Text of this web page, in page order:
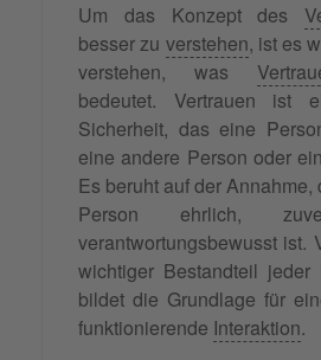
Um das Konzept des
besser zu verstehen, ist es
verstehen, was
bedeutet. Vertrauen ist
Sicherheit, das eine
eine andere Person oder
Es beruht auf der Annahme,
Person ehrlich,
verantwortungsbewusst ist.
wichtiger Bestandteil jeder
bildet die Grundlage für
funktionierende Interaktion.